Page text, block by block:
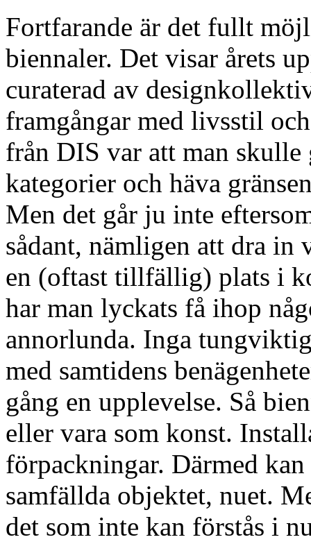
Fortfarande är det fullt
biennaler. Det visar årets
curaterad av
framgångar med livsstil
från DIS var att man skulle
kategorier och häva
Men det går ju inte
sådant, nämligen att dra in
en (oftast tillfällig) plats i
har man lyckats få ihop
annorlunda. Inga
med samtidens
gång en upplevelse. Så
eller vara som konst.
förpackningar. Därmed
samfällda objektet, nuet.
det som inte kan förstås i